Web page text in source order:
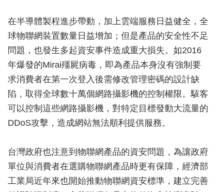
在半導體製程進步帶動，加上雲端服務日益健全，全
球物聯網裝置數量日益增加；但是產品的安全性不足
問題，也發生多起資安事件造成重大損失。如2016
年爆發的Mirai殭屍病毒，即為產品本身沒有強制要
求消費者在第一次登入後需修改管理密碼的設計缺
陷，取得全球數十萬個網路攝影機的控制權限。駭客
可以控制這些網路攝影機，對特定目標發動大流量的
DDoS攻擊，造成網站無法順利提供服務。
台灣政府也注意到物聯網產品的資安問題，為讓政府
單位與消費者在選購物聯網產品時更有保障，經濟部
工業局近年來也開始推動物聯網資安標準，建立完善